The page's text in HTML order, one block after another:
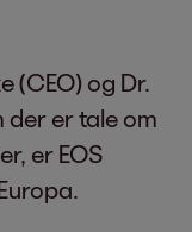
(CEO) og Dr.
der er tale om
er EOS